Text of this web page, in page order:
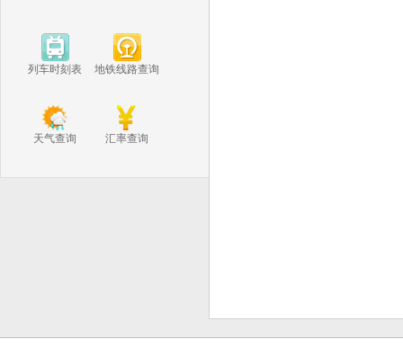
列车时刻表 地铁线路查询
天气查询 汇率查询